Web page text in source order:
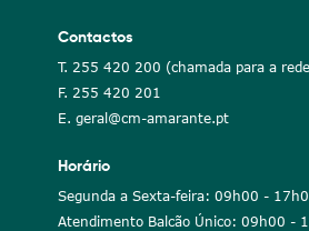
Contactos
T. 255 420 200 (chamada para a
F. 255 420 201
E. geral@cm-amarante.pt
Horário
Segunda a Sexta-feira: 09h00 -
Atendimento Balcão Único: 09h00 -